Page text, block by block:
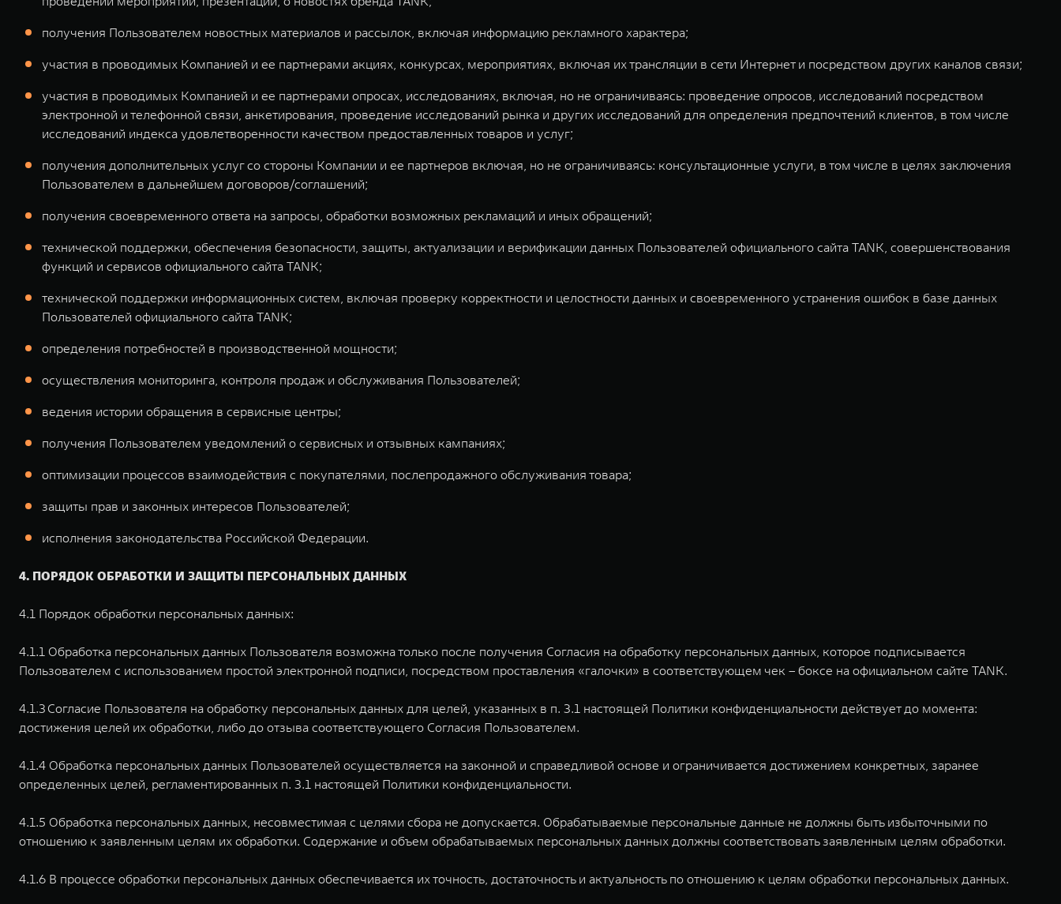
получения Пользователем новостных материалов и рассылок, включая информацию рекламного характера;
участия в проводимых Компанией и ее партнерами акциях, конкурсах, мероприятиях, включая их трансляции в сети Интернет и посредством других каналов связи;
участия в проводимых Компанией и ее партнерами опросах, исследованиях, включая, но не ограничиваясь: проведение опросов, исследований посредством
электронной и телефонной связи, анкетирования, проведение исследований рынка и других исследований для определения предпочтений клиентов, в том числе
исследований индекса удовлетворенности качеством предоставленных товаров и услуг;
получения дополнительных услуг со стороны Компании и ее партнеров включая, но не ограничиваясь: консультационные услуги, в том числе в целях заключения
Пользователем в дальнейшем договоров/соглашений;
получения своевременного ответа на запросы, обработки возможных рекламаций и иных обращений;
технической поддержки, обеспечения безопасности, защиты, актуализации и верификации данных Пользователей официального сайта TANK, совершенствования
функций и сервисов официального сайта TANK;
технической поддержки информационных систем, включая проверку корректности и целостности данных и своевременного устранения ошибок в базе данных
Пользователей официального сайта TANK;
определения потребностей в производственной мощности;
осуществления мониторинга, контроля продаж и обслуживания Пользователей;
ведения истории обращения в сервисные центры;
получения Пользователем уведомлений о сервисных и отзывных кампаниях;
оптимизации процессов взаимодействия с покупателями, послепродажного обслуживания товара;
защиты прав и законных интересов Пользователей;
исполнения законодательства Российской Федерации.
4. ПОРЯДОК ОБРАБОТКИ И ЗАЩИТЫ ПЕРСОНАЛЬНЫХ ДАННЫХ
4.1 Порядок обработки персональных данных:
4.1.1 Обработка персональных данных Пользователя возможна только после получения Согласия на обработку персональных данных, которое подписывается
Пользователем с использованием простой электронной подписи, посредством проставления «галочки» в соответствующем чек – боксе на официальном сайте TANK.
4.1.3 Согласие Пользователя на обработку персональных данных для целей, указанных в п. 3.1 настоящей Политики конфиденциальности действует до момента:
достижения целей их обработки, либо до отзыва соответствующего Согласия Пользователем.
4.1.4 Обработка персональных данных Пользователей осуществляется на законной и справедливой основе и ограничивается достижением конкретных, заранее
определенных целей, регламентированных п. 3.1 настоящей Политики конфиденциальности.
4.1.5 Обработка персональных данных, несовместимая с целями сбора не допускается. Обрабатываемые персональные данные не должны быть избыточными по
отношению к заявленным целям их обработки. Содержание и объем обрабатываемых персональных данных должны соответствовать заявленным целям обработки.
4.1.6 В процессе обработки персональных данных обеспечивается их точность, достаточность и актуальность по отношению к целям обработки персональных данных.